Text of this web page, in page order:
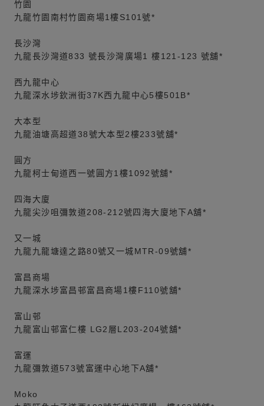
竹園
九龍竹園南村竹園商場1樓S101號*
長沙灣
九龍長沙灣道833 號長沙灣廣場1 樓121-123 號舖*
西九龍中心
九龍深水埗欽洲街37K西九龍中心5樓501B*
大本型
九龍油塘高超道38號大本型2樓233號舖*
圓方
九龍柯士甸道西一號圓方1樓1092號舖*
四海大廈
九龍尖沙咀彌敦道208-212號四海大廈地下A舖*
又一城
九龍九龍塘達之路80號又一城MTR-09號舖*
富昌商場
九龍深水埗富昌邨富昌商場1樓F110號舖*
富山邨
九龍富山邨富仁樓 LG2層L203-204號舖*
富運
九龍彌敦道573號富運中心地下A舖*
Moko